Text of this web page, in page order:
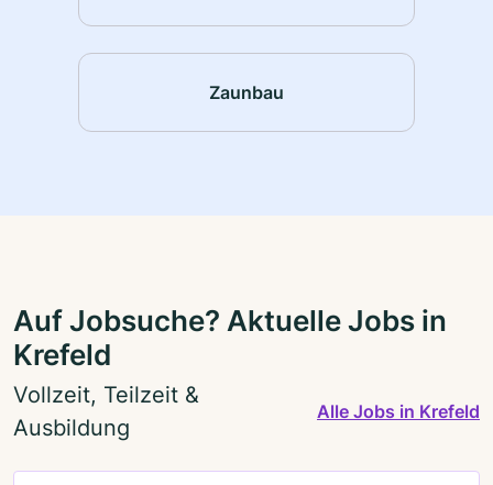
Zaunbau
Auf Jobsuche? Aktuelle Jobs in
Krefeld
Vollzeit, Teilzeit &
Ausbildung
Alle Jobs in Krefeld